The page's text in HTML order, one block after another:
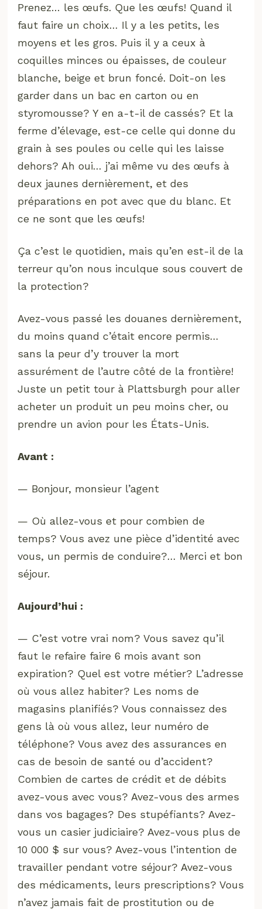
Prenez… les œufs. Que les œufs! Quand il
faut faire un choix… Il y a les petits, les
moyens et les gros. Puis il y a ceux à
coquilles minces ou épaisses, de couleur
blanche, beige et brun foncé. Doit-on les
garder dans un bac en carton ou en
styromousse? Y en a-t-il de cassés? Et la
ferme d’élevage, est-ce celle qui donne du
grain à ses poules ou celle qui les laisse
dehors? Ah oui… j’ai même vu des œufs à
deux jaunes dernièrement, et des
préparations en pot avec que du blanc. Et
ce ne sont que les œufs!
Ça c’est le quotidien, mais qu’en est-il de la
terreur qu’on nous inculque sous couvert de
la protection?
Avez-vous passé les douanes dernièrement,
du moins quand c’était encore permis…
sans la peur d’y trouver la mort
assurément de l’autre côté de la frontière!
Juste un petit tour à Plattsburgh pour aller
acheter un produit un peu moins cher, ou
prendre un avion pour les États-Unis.
Avant :
— Bonjour, monsieur l’agent
— Où allez-vous et pour combien de
temps? Vous avez une pièce d’identité avec
vous, un permis de conduire?… Merci et bon
séjour.
Aujourd’hui :
— C’est votre vrai nom? Vous savez qu’il
faut le refaire faire 6 mois avant son
expiration? Quel est votre métier? L’adresse
où vous allez habiter? Les noms de
magasins planifiés? Vous connaissez des
gens là où vous allez, leur numéro de
téléphone? Vous avez des assurances en
cas de besoin de santé ou d’accident?
Combien de cartes de crédit et de débits
avez-vous avec vous? Avez-vous des armes
dans vos bagages? Des stupéfiants? Avez-
vous un casier judiciaire? Avez-vous plus de
10 000 $ sur vous? Avez-vous l’intention de
travailler pendant votre séjour? Avez-vous
des médicaments, leurs prescriptions? Vous
n’avez jamais fait de prostitution ou de